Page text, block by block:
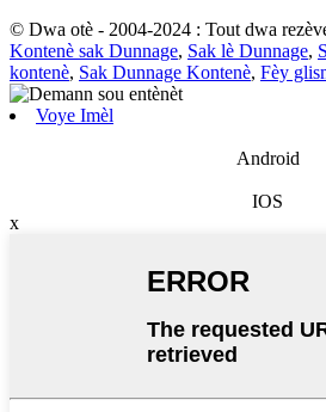
© Dwa otè - 2004-2024 : Tout dwa
Kontenè sak Dunnage, Sak lè Dunnage,
kontenè, Sak Dunnage Kontenè, Fèy
Voye Imèl
Android
IOS
x